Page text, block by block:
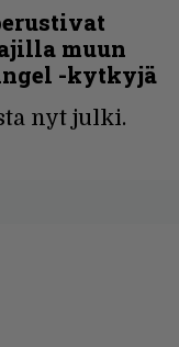
muun
-kytkyjä
nyt julki.